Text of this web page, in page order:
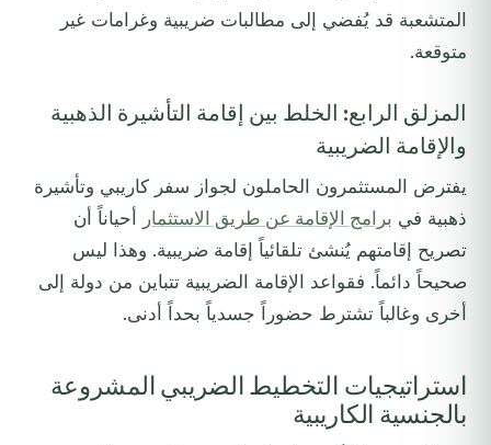
المتشعبة قد يُفضي إلى مطالبات ضريبية وغرامات غير
متوقعة.
المزلق الرابع: الخلط بين إقامة التأشيرة الذهبية
والإقامة الضريبية
يفترض المستثمرون الحاملون لجواز سفر كاريبي وتأشيرة
ذهبية في برامج الإقامة عن طريق الاستثمار
أحياناً أن
تصريح إقامتهم يُنشئ تلقائياً إقامة ضريبية. وهذا ليس
صحيحاً دائماً. فقواعد الإقامة الضريبية تتباين من دولة إلى
أخرى وغالباً تشترط حضوراً جسدياً بحداً أدنى.
استراتيجيات التخطيط الضريبي المشروعة
بالجنسية الكاريبية